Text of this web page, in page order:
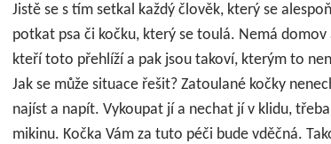
Jistě se s tím setkal každý člověk, který se
potkat psa či kočku, který se toulá. Nemá
kteří toto přehlíží a pak jsou takoví, kterým to
Jak se může situace řešit? Zatoulané kočky
najíst a napít. Vykoupat jí a nechat jí v klidu,
mikinu. Kočka Vám za tuto péči bude vděčná.